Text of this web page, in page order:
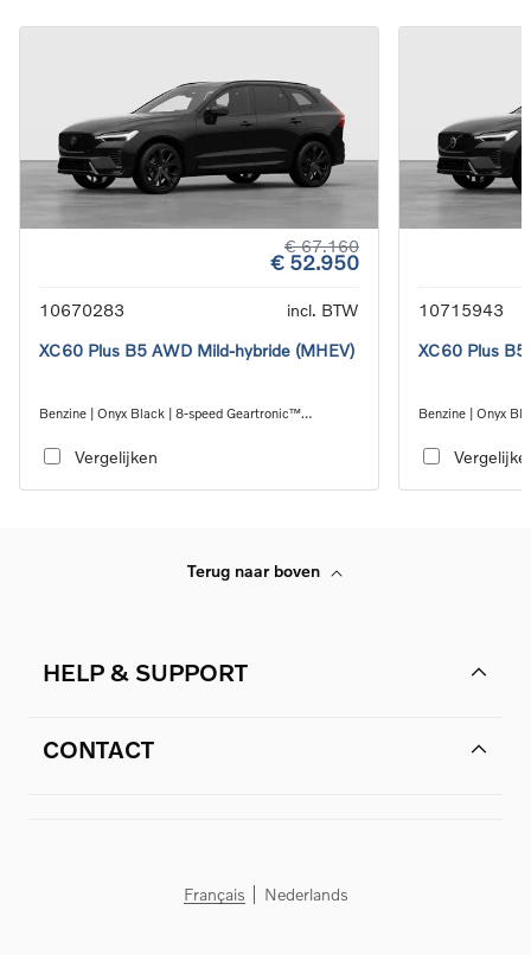
€ 67.160
€ 52.950
10670283
incl. BTW
XC60 Plus B5 AWD Mild-hybride (MHEV)
Benzine | Onyx Black | 8-speed Geartronic™
Vergelijken
10715943
XC60 Plus B5
Benzine | Onyx
Terug naar boven
HELP & SUPPORT
CONTACT
Français Nederlands